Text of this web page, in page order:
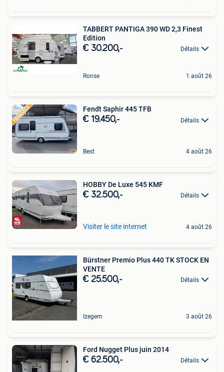
TABBERT PANTIGA 390 WD 2,3 Finest
Edition
€ 30.200,- Détails
Ronse 1 août 26
Fendt Saphir 445 TFB
€ 19.450,- Détails
Best 4 août 26
HOBBY De Luxe 545 KMF
€ 32.500,- Détails
Visiter le site internet 4 août 26
Bürstner Premio Plus 440 TK STOCK EN
VENTE
€ 25.500,- Détails
Izegem 3 août 26
Ford Nugget Plus juin 2014
€ 62.500,- Détails